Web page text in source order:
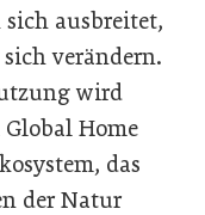
ausbreitet,
verändern.
wird
Home
das
der Natur